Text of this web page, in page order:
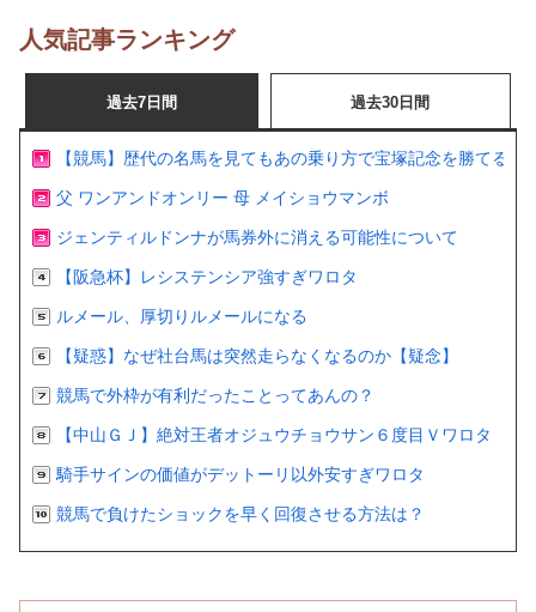
人気記事ランキング
過去7日間 過去30日間
【競馬】歴代の名馬を見てもあの乗り方で宝塚記念を勝てる
父 ワンアンドオンリー 母 メイショウマンボ
ジェンティルドンナが馬券外に消える可能性について
【阪急杯】レシステンシア強すぎワロタ
ルメール、厚切りルメールになる
【疑惑】なぜ社台馬は突然走らなくなるのか【疑念】
競馬で外枠が有利だったことってあんの？
【中山ＧＪ】絶対王者オジュウチョウサン６度目Ｖワロタ
騎手サインの価値がデットーリ以外安すぎワロタ
競馬で負けたショックを早く回復させる方法は？